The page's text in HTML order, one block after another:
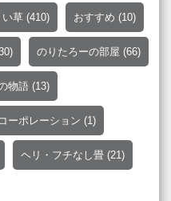
い草 (410) おすすめ (10)
のりたろーの部屋 (66)
物語 (13)
ーポレーション (1)
ヘリ・フチなし畳 (21)